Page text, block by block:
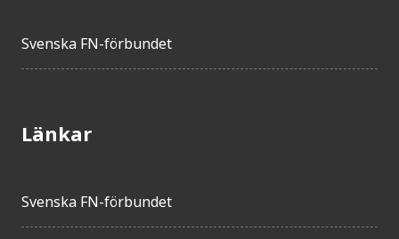
Svenska FN-förbundet
Länkar
Svenska FN-förbundet